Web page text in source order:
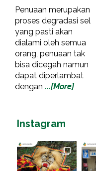
Penuaan merupakan
proses degradasi sel
yang pasti akan
dialami oleh semua
orang, penuaan tak
bisa dicegah namun
dapat diperlambat
dengan ...[More]
Instagram